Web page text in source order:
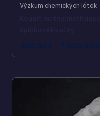
Výzkum chemických látek
400,00 € - 7.000,00 €